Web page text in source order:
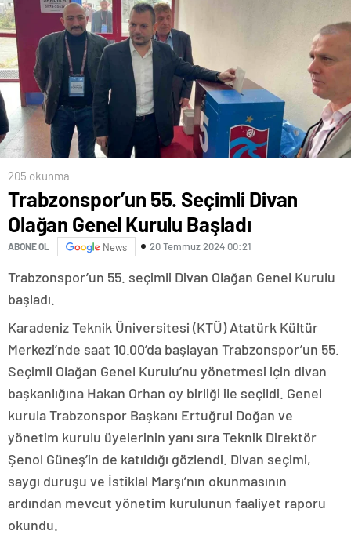
205 okunma
Trabzonspor’un 55. Seçimli Divan
Olağan Genel Kurulu Başladı
ABONE OL News 20 Temmuz 2024 00:21
Trabzonspor’un 55. seçimli Divan Olağan Genel Kurulu
başladı.
Karadeniz Teknik Üniversitesi (KTÜ) Atatürk Kültür
Merkezi’nde saat 10.00’da başlayan Trabzonspor’un 55.
Seçimli Olağan Genel Kurulu’nu yönetmesi için divan
başkanlığına Hakan Orhan oy birliği ile seçildi. Genel
kurula Trabzonspor Başkanı Ertuğrul Doğan ve
yönetim kurulu üyelerinin yanı sıra Teknik Direktör
Şenol Güneş’in de katıldığı gözlendi. Divan seçimi,
saygı duruşu ve İstiklal Marşı’nın okunmasının
ardından mevcut yönetim kurulunun faaliyet raporu
okundu.